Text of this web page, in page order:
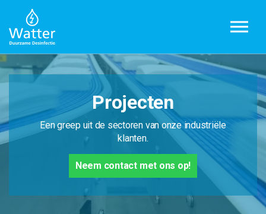
Projecten
Een greep uit de sectoren van onze industriële
klanten.
Neem contact met ons op!